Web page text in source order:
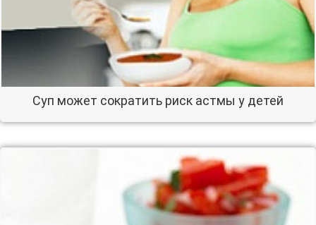
Суп может сократить риск астмы у детей